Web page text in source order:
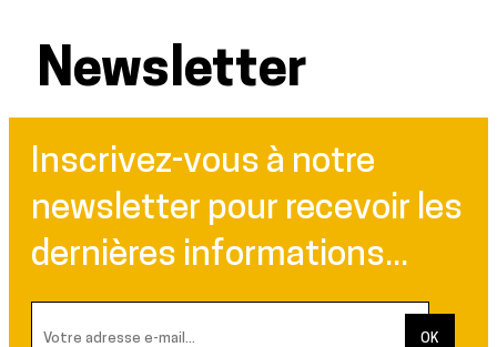
Newsletter
Inscrivez-vous à notre
newsletter pour recevoir les
dernières informations...